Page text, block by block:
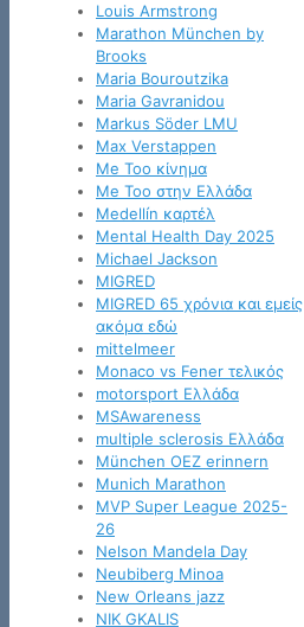
Louis Armstrong
Marathon München by
Brooks
Maria Bouroutzika
Maria Gavranidou
Markus Söder LMU
Max Verstappen
Me Too κίνημα
Me Too στην Ελλάδα
Medellín καρτέλ
Mental Health Day 2025
Michael Jackson
MIGRED
MIGRED 65 χρόνια και εμείς
ακόμα εδώ
mittelmeer
Monaco vs Fener τελικός
motorsport Ελλάδα
MSAwareness
multiple sclerosis Ελλάδα
München OEZ erinnern
Munich Marathon
MVP Super League 2025-
26
Nelson Mandela Day
Neubiberg Minoa
New Orleans jazz
NIK GKALIS